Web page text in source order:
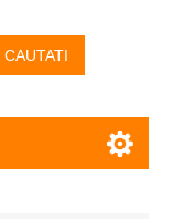
CAUTATI